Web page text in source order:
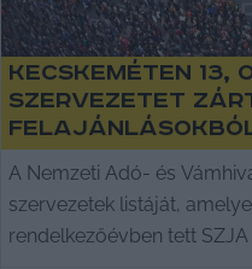
Kecskeméten
szervezetet
A Nemzeti Adó- és
szervezetek listáját,
rendelkezőévben tett